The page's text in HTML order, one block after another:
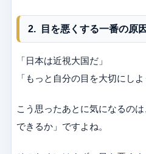
2. 目を悪くする一番の原
「日本は近視大国だ」
「もっと自分の目を大切にしよ
こう思ったあとに気になるの
できるか」ですよね。